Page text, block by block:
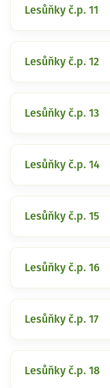
Lesůňky č.p. 11
Lesůňky č.p. 12
Lesůňky č.p. 13
Lesůňky č.p. 14
Lesůňky č.p. 15
Lesůňky č.p. 16
Lesůňky č.p. 17
Lesůňky č.p. 18